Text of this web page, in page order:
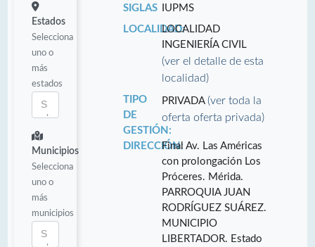
Estados
Selecciona
uno o
más
estados
Municipios
Selecciona
uno o
más
municipios
SIGLAS
IUPMS
LOCALIDAD:LOCALIDAD
INGENIERÍA CIVIL
(ver el detalle de esta
localidad)
TIPO
DE
GESTIÓN:
PRIVADA(ver toda la
oferta oferta privada)
DIRECCIÓN:Final Av. Las Américas
con prolongación Los
Próceres. Mérida.
PARROQUIA JUAN
RODRÍGUEZ SUÁREZ.
MUNICIPIO
LIBERTADOR. Estado